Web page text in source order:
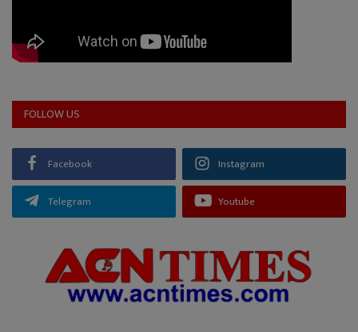
FOLLOW US
Facebook Instagram
Telegram Youtube